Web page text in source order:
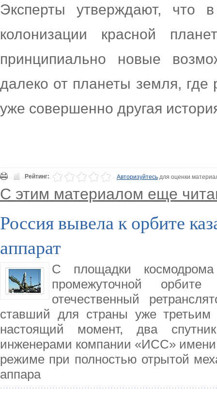
Эксперты утверждают, что
колонизации красной
принципиально новые
далеко от планеты земля, где
уже совершенно другая
Рейтинг: Авторизуйтесьдля оценки
С этим материалом еще
Россия вывела к орбите
аппарат
С площадки
промежуточной
отечественный
ставший для страны уже третьим
настоящий момент, два
инженерами компании «ИСС» имени
режиме при полностью отрытой
аппара